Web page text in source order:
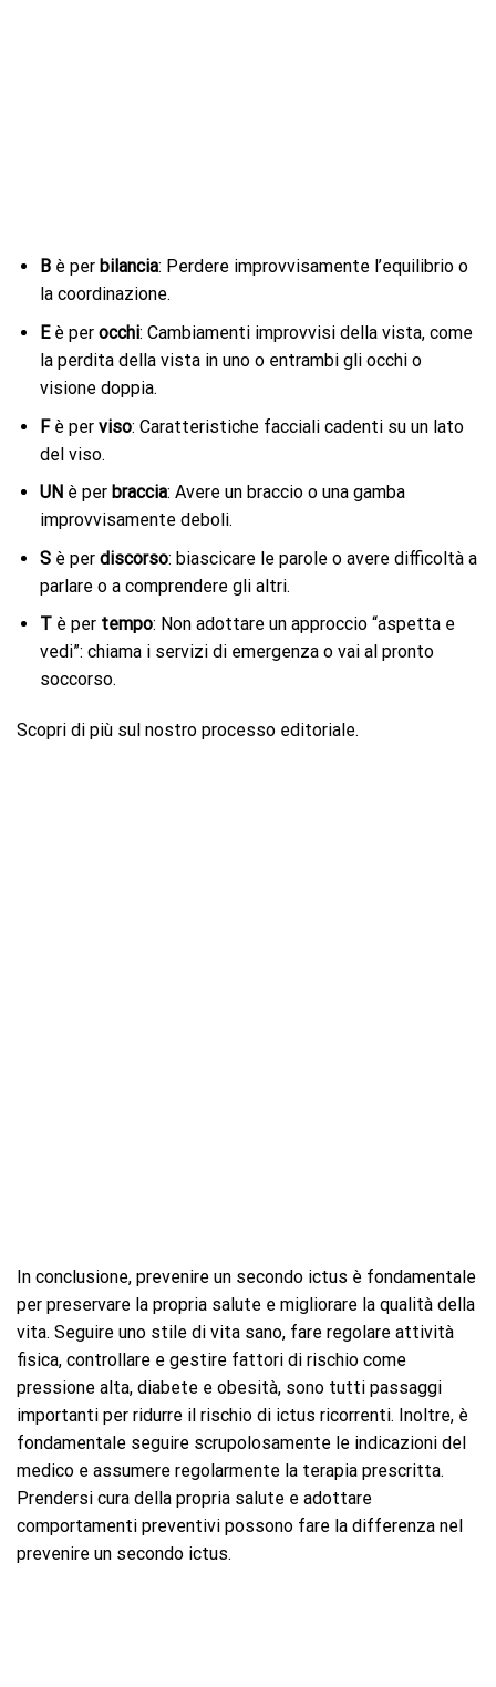
B è per bilancia: Perdere improvvisamente l’equilibrio o
la coordinazione.
E è per occhi: Cambiamenti improvvisi della vista, come
la perdita della vista in uno o entrambi gli occhi o
visione doppia.
F è per viso: Caratteristiche facciali cadenti su un lato
del viso.
UN è per braccia: Avere un braccio o una gamba
improvvisamente deboli.
Sè per discorso: biascicare le parole o avere difficoltà a
parlare o a comprendere gli altri.
Tè per tempo: Non adottare un approccio “aspetta e
vedi”: chiama i servizi di emergenza o vai al pronto
soccorso.
Scopri di più sul nostro processo editoriale.
In conclusione, prevenire un secondo ictus è fondamentale
per preservare la propria salute e migliorare la qualità della
vita. Seguire uno stile di vita sano, fare regolare attività
fisica, controllare e gestire fattori di rischio come
pressione alta, diabete e obesità, sono tutti passaggi
importanti per ridurre il rischio di ictus ricorrenti. Inoltre, è
fondamentale seguire scrupolosamente le indicazioni del
medico e assumere regolarmente la terapia prescritta.
Prendersi cura della propria salute e adottare
comportamenti preventivi possono fare la differenza nel
prevenire un secondo ictus.